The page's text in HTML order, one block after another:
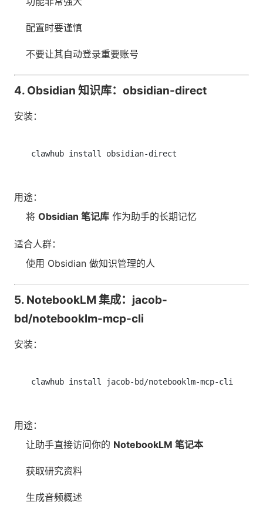
配置时要谨慎
不要让其自动登录重要账号
4. Obsidian 知识库：obsidian-direct
安装：
用途：
将 Obsidian 笔记库 作为助手的长期记忆
适合人群：
使用 Obsidian 做知识管理的人
5. NotebookLM 集成：jacob-
bd/notebooklm-mcp-cli
安装：
用途：
让助手直接访问你的 NotebookLM 笔记本
获取研究资料
生成音频概述